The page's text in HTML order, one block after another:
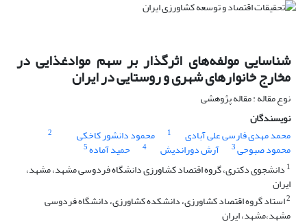
شناسایی مولفه‌های اثرگذار بر سهم مواد‌غذایی در
مخارج خانوارهای شهری و روستایی در ایران
نوع مقاله : مقاله پژوهشی
نویسندگان
محمد مهدی فارسی علی آبادی
1 محمود دانشور کاخکی 2
محمود صبوحی3 آرش دوراندیش 4 حمید آماده5
1 دانشجوی دکتری، گروه اقتصاد کشاورزی دانشگاه فردوسی مشهد، مشهد،
ایران
2استاد گروه اقتصاد کشاورزی، دانشکده کشاورزی، دانشگاه فردوسی
مشهد،مشهد، ایران